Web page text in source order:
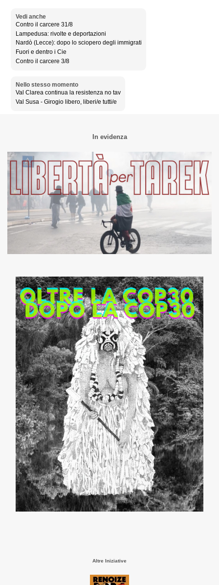
Vedi anche
Contro il carcere 31/8
Lampedusa: rivolte e deportazioni
Nardò (Lecce): dopo lo sciopero degli immigrati
Fuori e dentro i Cie
Contro il carcere 3/8
Nello stesso momento
Val Clarea continua la resistenza no tav
Val Susa - Girogio libero, liberi/e tutti/e
In evidenza
Altre Iniziative